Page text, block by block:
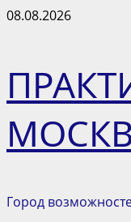
Перейти
08.08.2026
Город